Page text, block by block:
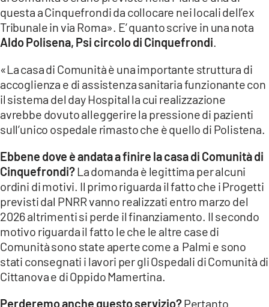
ILREGGINO.IT
COSENZACHANNEL.IT
ILVIBONESE.IT
CATANZAROCHANNEL.IT
LACAPITALENEWS.IT
App
ANDROID
APPLE
questa a Cinquefrondi da collocare nei locali dell’ex
Tribunale in via Roma». E’ quanto scrive in una nota
Aldo Polisena, Psi circolo di Cinquefrondi
«La casa di Comunità è una importante struttura di
accoglienza e di assistenza sanitaria funzionante con
il sistema del day Hospital la cui realizzazione
avrebbe dovuto alleggerire la pressione di pazienti
sull’unico ospedale rimasto che è quello di Polistena.
Ebbene dove è andata a finire la casa di Comunità di
Cinquefrondi?La domanda è legittima per alcuni
ordini di motivi. Il primo riguarda il fatto che i Progetti
previsti dal PNRR vanno realizzati entro marzo del
2026 altrimenti si perde il finanziamento. Il secondo
motivo riguarda il fatto le che le altre case di
Comunità sono state aperte come a Palmi e sono
stati consegnati i lavori per gli Ospedali di Comunità di
Cittanova e di Oppido Mamertina.
Perderemo anche questo servizio?Pertanto